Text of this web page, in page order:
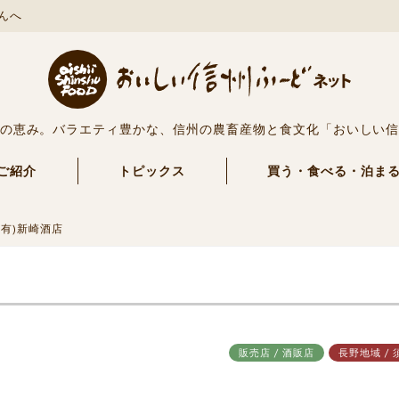
へ
恵み。バラエティ豊かな、信州の農畜産物と食文化「おいしい
紹介 トピックス 買う・食べる・泊ま
)新崎酒店
販売店 / 酒販店 長野地域 /